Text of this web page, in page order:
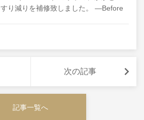
すり減りを補修致しました。 ―Before
次の記事
記事一覧へ